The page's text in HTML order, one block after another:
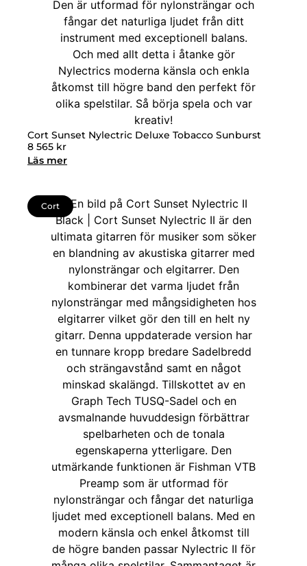
Cort Sunset Nylectric Deluxe Tobacco Sunburst
8 565 kr
Läs mer
Cort